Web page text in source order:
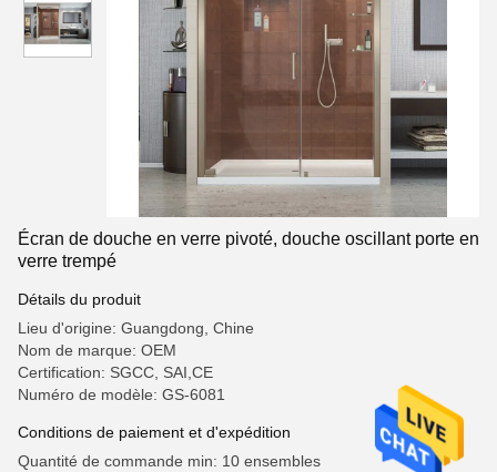
Écran de douche en verre pivoté, douche oscillant porte en
verre trempé
Détails du produit
Lieu d'origine: Guangdong, Chine
Nom de marque: OEM
Certification: SGCC, SAI,CE
Numéro de modèle: GS-6081
Conditions de paiement et d'expédition
Quantité de commande min: 10 ensembles